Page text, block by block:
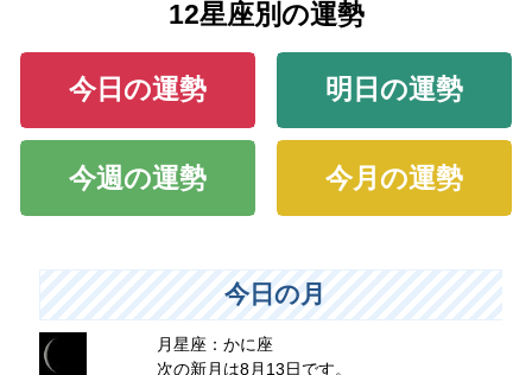
12星座別の運勢
今日の運勢 明日の運勢
今週の運勢 今月の運勢
今日の月
月星座：かに座
次の新月は8月13日です。